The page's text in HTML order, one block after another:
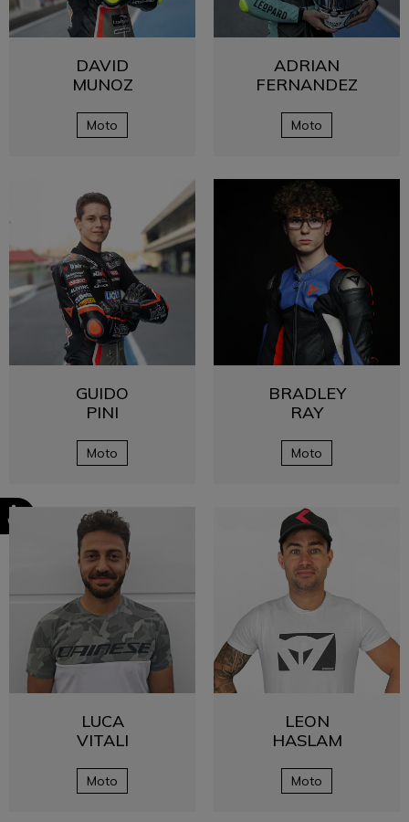
DAVID
MUNOZ
Moto
ADRIAN
FERNANDEZ
Moto
GUIDO
PINI
Moto
BRADLEY
RAY
Moto
LUCA
VITALI
Moto
LEON
HASLAM
Moto